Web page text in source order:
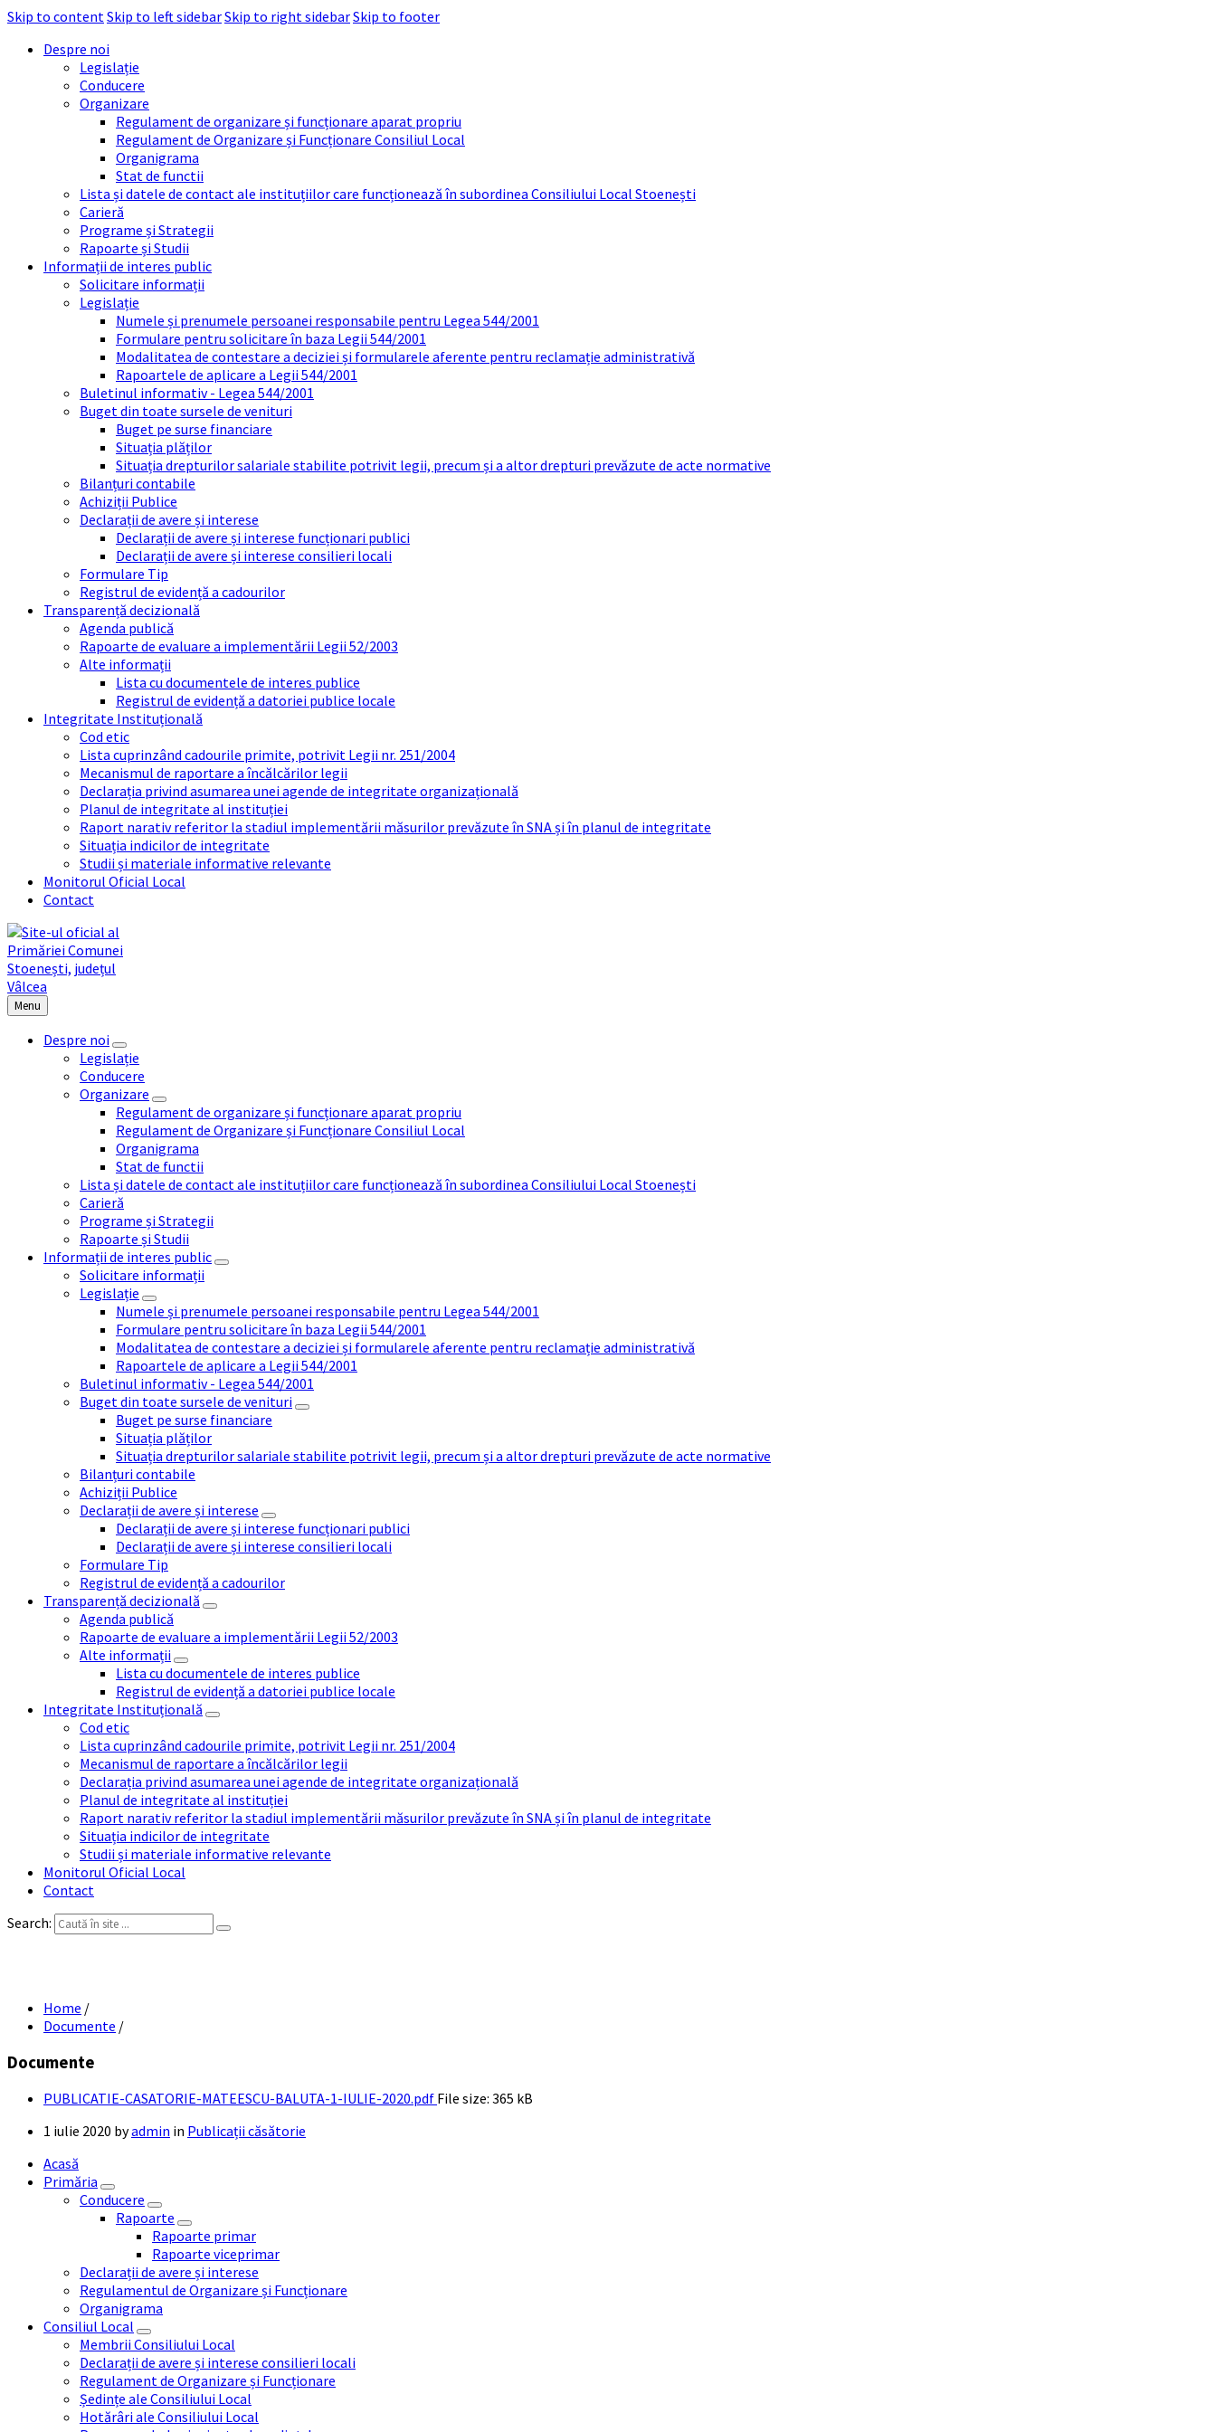
Skip to contentSkip to left sidebarSkip to right sidebarSkip to footer
Despre noi
Legislație
Conducere
Organizare
Regulament de organizare și funcționare aparat propriu
Regulament de Organizare și Funcționare Consiliul Local
Organigrama
Stat de functii
Lista și datele de contact ale instituțiilor care funcționează în subordinea Consiliului Local Stoenești
Carieră
Programe și Strategii
Rapoarte și Studii
Informații de interes public
Solicitare informații
Legislație
Numele și prenumele persoanei responsabile pentru Legea 544/2001
Formulare pentru solicitare în baza Legii 544/2001
Modalitatea de contestare a deciziei și formularele aferente pentru reclamație administrativă
Rapoartele de aplicare a Legii 544/2001
Buletinul informativ - Legea 544/2001
Buget din toate sursele de venituri
Buget pe surse financiare
Situația plăților
Situația drepturilor salariale stabilite potrivit legii, precum și a altor drepturi prevăzute de acte normative
Bilanțuri contabile
Achiziții Publice
Declarații de avere și interese
Declarații de avere și interese funcționari publici
Declarații de avere și interese consilieri locali
Formulare Tip
Registrul de evidență a cadourilor
Transparență decizională
Agenda publică
Rapoarte de evaluare a implementării Legii 52/2003
Alte informații
Lista cu documentele de interes publice
Registrul de evidență a datoriei publice locale
Integritate Instituțională
Cod etic
Lista cuprinzând cadourile primite, potrivit Legii nr. 251/2004
Mecanismul de raportare a încălcărilor legii
Declarația privind asumarea unei agende de integritate organizațională
Planul de integritate al instituției
Raport narativ referitor la stadiul implementării măsurilor prevăzute în SNA și în planul de integritate
Situația indicilor de integritate
Studii și materiale informative relevante
Monitorul Oficial Local
Contact
Menu
Despre noi
Legislație
Conducere
Organizare
Regulament de organizare și funcționare aparat propriu
Regulament de Organizare și Funcționare Consiliul Local
Organigrama
Stat de functii
Lista și datele de contact ale instituțiilor care funcționează în subordinea Consiliului Local Stoenești
Carieră
Programe și Strategii
Rapoarte și Studii
Informații de interes public
Solicitare informații
Legislație
Numele și prenumele persoanei responsabile pentru Legea 544/2001
Formulare pentru solicitare în baza Legii 544/2001
Modalitatea de contestare a deciziei și formularele aferente pentru reclamație administrativă
Rapoartele de aplicare a Legii 544/2001
Buletinul informativ - Legea 544/2001
Buget din toate sursele de venituri
Buget pe surse financiare
Situația plăților
Situația drepturilor salariale stabilite potrivit legii, precum și a altor drepturi prevăzute de acte normative
Bilanțuri contabile
Achiziții Publice
Declarații de avere și interese
Declarații de avere și interese funcționari publici
Declarații de avere și interese consilieri locali
Formulare Tip
Registrul de evidență a cadourilor
Transparență decizională
Agenda publică
Rapoarte de evaluare a implementării Legii 52/2003
Alte informații
Lista cu documentele de interes publice
Registrul de evidență a datoriei publice locale
Integritate Instituțională
Cod etic
Lista cuprinzând cadourile primite, potrivit Legii nr. 251/2004
Mecanismul de raportare a încălcărilor legii
Declarația privind asumarea unei agende de integritate organizațională
Planul de integritate al instituției
Raport narativ referitor la stadiul implementării măsurilor prevăzute în SNA și în planul de integritate
Situația indicilor de integritate
Studii și materiale informative relevante
Monitorul Oficial Local
Contact
Search:
Home /
Documente /
Documente
PUBLICATIE-CASATORIE-MATEESCU-BALUTA-1-IULIE-2020.pdf File size: 365 kB
1 iulie 2020 byadmin in Publicații căsătorie
Acasă
Primăria
Conducere
Rapoarte
Rapoarte primar
Rapoarte viceprimar
Declarații de avere și interese
Regulamentul de Organizare și Funcționare
Organigrama
Consiliul Local
Membrii Consiliului Local
Declarații de avere și interese consilieri locali
Regulament de Organizare și Funcționare
Ședințe ale Consiliului Local
Hotărâri ale Consiliului Local